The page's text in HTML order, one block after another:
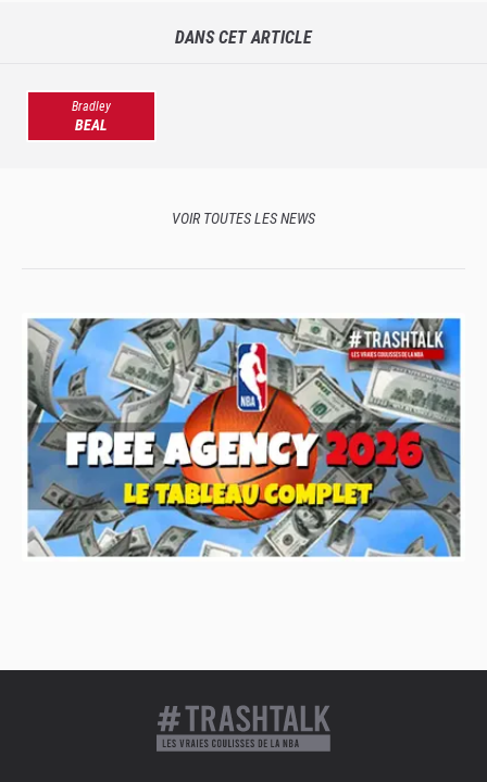
DANS CET ARTICLE
Bradley
BEAL
VOIR TOUTES LES NEWS